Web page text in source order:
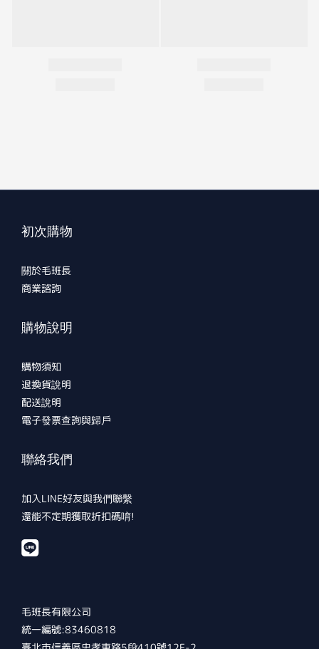
初次購物
關於毛班長
商業諮詢
購物說明
購物須知
退換貨說明
配送說明
電子發票查詢與歸戶
聯絡我們
加入LINE好友與我們聯繫
還能不定期獲取折扣碼唷!
毛班長有限公司
統一編號:83460818